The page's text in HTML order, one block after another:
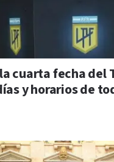
cuarta fecha del
y horarios de